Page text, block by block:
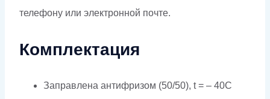
телефону или электронной почте.
Комплектация
Заправлена антифризом (50/50), t = – 40C